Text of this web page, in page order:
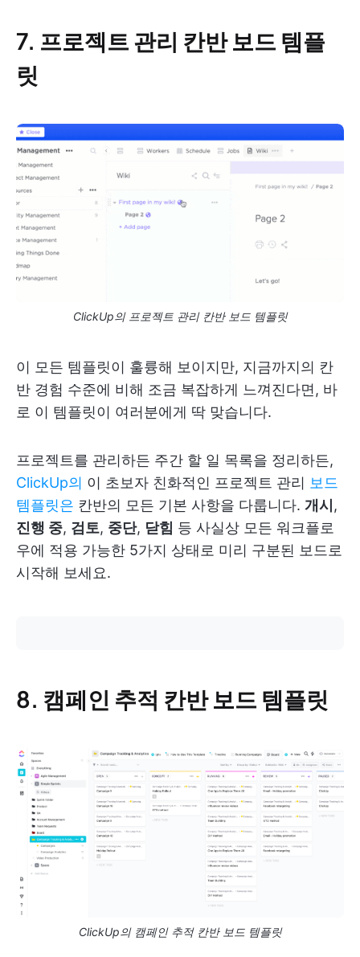
7. 프로젝트 관리 칸반 보드 템플
릿
ClickUp의 프로젝트 관리 칸반 보드 템플릿
이 모든 템플릿이 훌륭해 보이지만, 지금까지의 칸
반 경험 수준에 비해 조금 복잡하게 느껴진다면, 바
로 이 템플릿이 여러분에게 딱 맞습니다.
프로젝트를 관리하든 주간 할 일 목록을 정리하든,
ClickUp의 이 초보자 친화적인 프로젝트 관리 보드
템플릿은 칸반의 모든 기본 사항을 다룹니다. 개시,
진행 중, 검토, 중단, 닫힘 등 사실상 모든 워크플로
우에 적용 가능한 5가지 상태로 미리 구분된 보드로
시작해 보세요.
8. 캠페인 추적 칸반 보드 템플릿
ClickUp의 캠페인 추적 칸반 보드 템플릿